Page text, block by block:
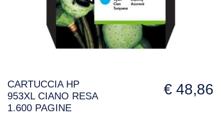
CARTUCCIA HP
953XL CIANO RESA
1.600 PAGINE
€ 48,86